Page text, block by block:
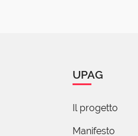
UPAG
Il progetto
Manifesto